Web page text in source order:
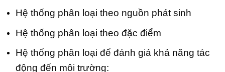
Hệ thống phân loại theo nguồn phát sinh
Hệ thống phân loại theo đặc điểm
Hệ thống phân loại để đánh giá khả năng tác
động đến môi trường: